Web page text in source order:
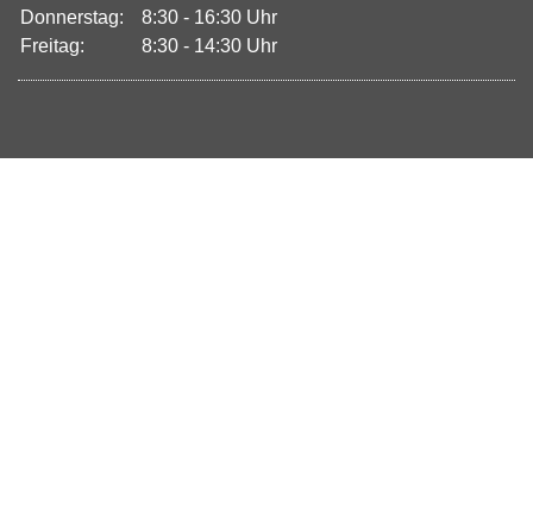
Donnerstag:
8:30 - 16:30 Uhr
Freitag:
8:30 - 14:30 Uhr